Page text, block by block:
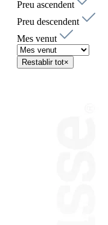
Preu ascendent
Preu descendent
Mes venut
Restablir tot×